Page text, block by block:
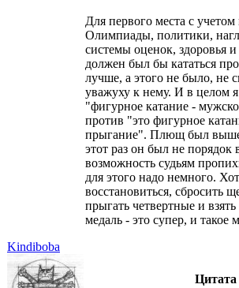
Kindiboba
Для первого места с
Олимпиады, политики,
системы оценок, здоровья
должен был бы кататься
лучше, а этого не было, не
уважуху к нему. И в целом
"фигурное катание -
против "это фигурное
прыгание". Плющ был выше,
этот раз он был не
возможность судьям
для этого надо немного.
восстановиться, сбросить
прыгать четвертные и
медаль - это супер, и такое
Цитата